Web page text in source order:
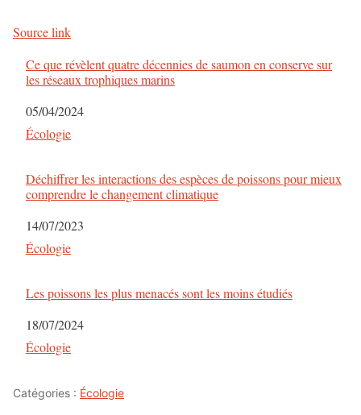
Source link
Ce que révèlent quatre décennies de saumon en conserve sur
les réseaux trophiques marins
Date
05/04/2024
Par rapport à
Écologie
Déchiffrer les interactions des espèces de poissons pour mieux
comprendre le changement climatique
Date
14/07/2023
Par rapport à
Écologie
Les poissons les plus menacés sont les moins étudiés
Date
18/07/2024
Par rapport à
Écologie
Catégories : Écologie